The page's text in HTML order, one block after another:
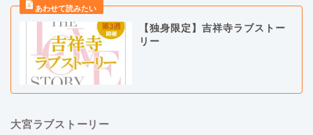
【独身限定】吉祥寺ラブストー
リー
大宮ラブストーリー